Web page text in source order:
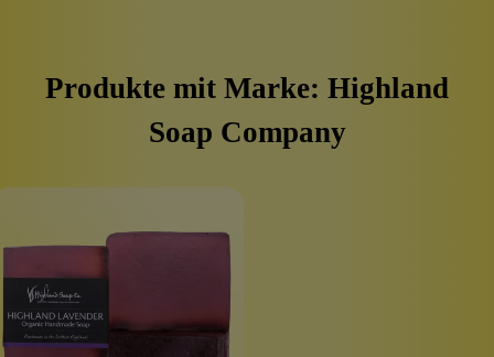
Produkte mit Marke: Highland
Soap Company